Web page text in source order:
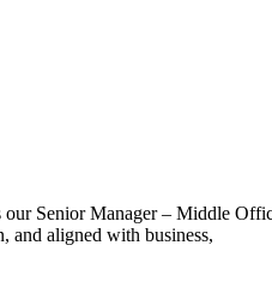
Manager – Middle
and aligned with business,